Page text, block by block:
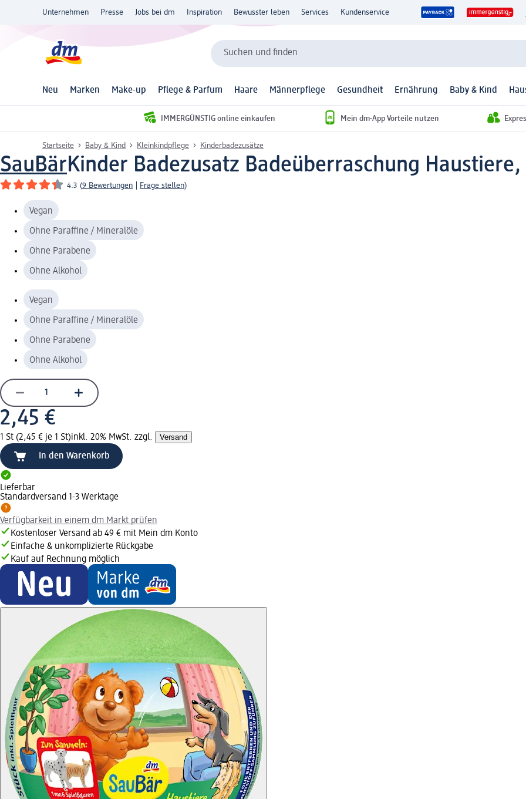
Unternehmen Presse Jobs bei dm Inspiration Bewusster leben Services Kundenservice
Suchen und finden
Neu Marken Make-up Pflege & Parfum Haare Männerpflege Gesundheit Ernährung Baby & Kind
IMMERGÜNSTIG online einkaufen Mein dm-App Vorteile nutzen
Startseite Baby & Kind Kleinkindpflege Kinderbadezusätze
SauBärKinder Badezusatz Badeüberraschung Haustiere,
4.3 (9 Bewertungen Frage stellen)
Vegan
Ohne Paraffine / Mineralöle
Ohne Parabene
Ohne Alkohol
Vegan
Ohne Paraffine / Mineralöle
Ohne Parabene
Ohne Alkohol
2,45 €
1 St (2,45 € je 1 St)inkl. 20% MwSt. zzgl. Versand
In den Warenkorb
Lieferbar
Standardversand 1-3 Werktage
Verfügbarkeit in einem dm Markt prüfen
Kostenloser Versand ab 49 € mit Mein dm Konto
Einfache & unkomplizierte Rückgabe
Kauf auf Rechnung möglich